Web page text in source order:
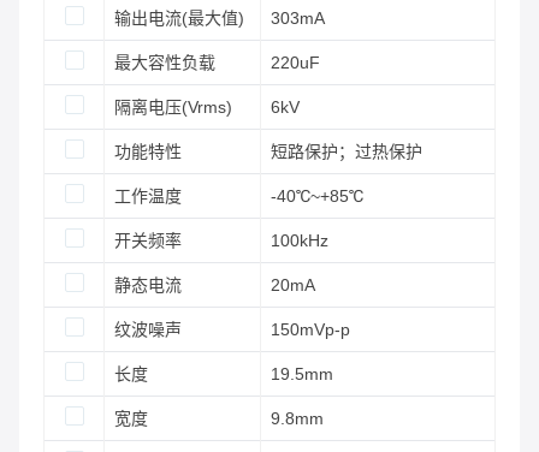
输出电流(最大值) 303mA
最大容性负载 220uF
隔离电压(Vrms) 6kV
功能特性 短路保护；过热保护
工作温度 -40℃~+85℃
开关频率 100kHz
静态电流 20mA
纹波噪声 150mVp-p
长度 19.5mm
宽度 9.8mm